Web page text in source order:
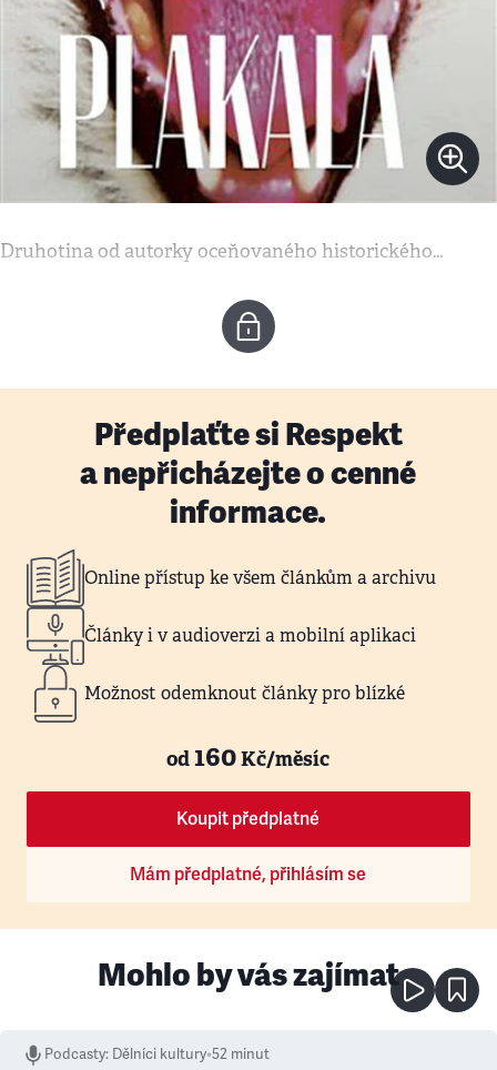
Druhotina od autorky oceňovaného historického…
Předplaťte si Respekt
a nepřicházejte o cenné
informace.
Online přístup ke všem článkům a archivu
Články i v audioverzi a mobilní aplikaci
Možnost odemknout články pro blízké
od160Kč/měsíc
Koupit předplatné
Mám předplatné, přihlásím se
Mohlo by vás zajímat
Podcasty: Dělníci kultury•52 minut